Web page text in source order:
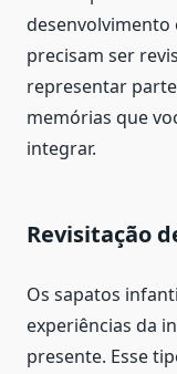
desenvolvimento
precisam ser
representar
memórias que
integrar.
Revisitação
Os sapatos
experiências da
presente. Esse